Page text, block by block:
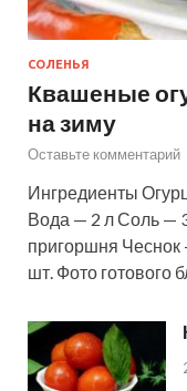
СОЛЕНЬЯ
Квашеные
на зиму
Оставьте комментарий
Ингредиенты
Вода — 2 л Соль —
пригоршня Чеснок
шт. Фото готового